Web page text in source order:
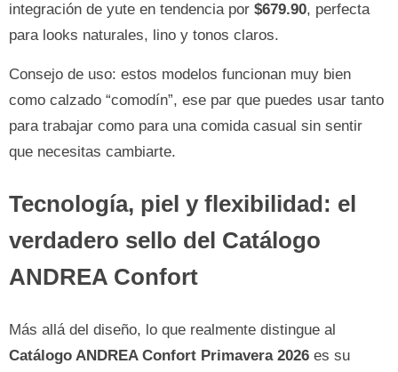
integración de yute en tendencia por $679.90, perfecta
para looks naturales, lino y tonos claros.
Consejo de uso: estos modelos funcionan muy bien
como calzado “comodín”, ese par que puedes usar tanto
para trabajar como para una comida casual sin sentir
que necesitas cambiarte.
Tecnología, piel y flexibilidad: el
verdadero sello del Catálogo
ANDREA Confort
Más allá del diseño, lo que realmente distingue al
Catálogo ANDREA Confort Primavera 2026 es su